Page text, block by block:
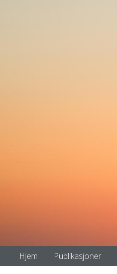
Hjem Publikasjoner